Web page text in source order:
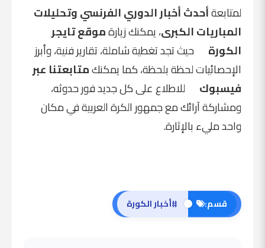
لمتابعةأحدث أخبار الدوري الفرنسي وتحليلات
المباريات الكبرى، يمكنك زيارةموقع تايجر
الكورة
حيث تجد تغطية شاملة، تقارير فنية، وأبرز
الإحصائيات لحظة بلحظة، كما يمكنكمتابعتنا عبر
فيسبوك
للاطلاع على كل جديد فور حدوثه،
ومشاركة آرائك مع جمهور الكرة العربية في مكان
واحد مليء بالإثارة.
قسم: #أخبار الكورة